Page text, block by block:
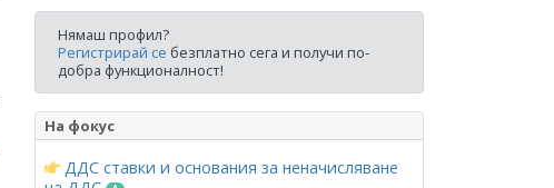
Нямаш профил?
Регистрирай се безплатно сега и получи по-
добра функционалност!
На фокус
ДДС ставки и основания за неначисляване